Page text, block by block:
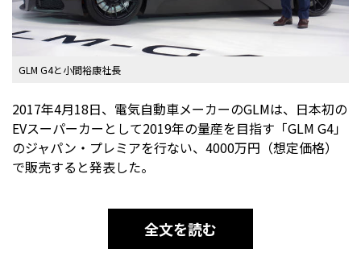
GLM G4と小間裕康社長
2017年4月18日、電気自動車メーカーのGLMは、日本初の
EVスーパーカーとして2019年の量産を目指す「GLM G4」
のジャパン・プレミアを行ない、4000万円（想定価格）
で販売すると発表した。
全文を読む